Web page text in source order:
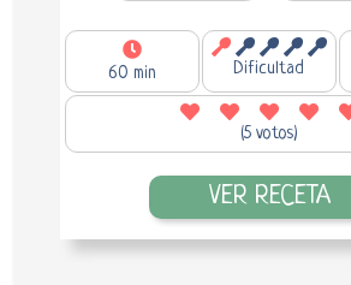
60 min Dificultad
(5 votos)
VER RECETA